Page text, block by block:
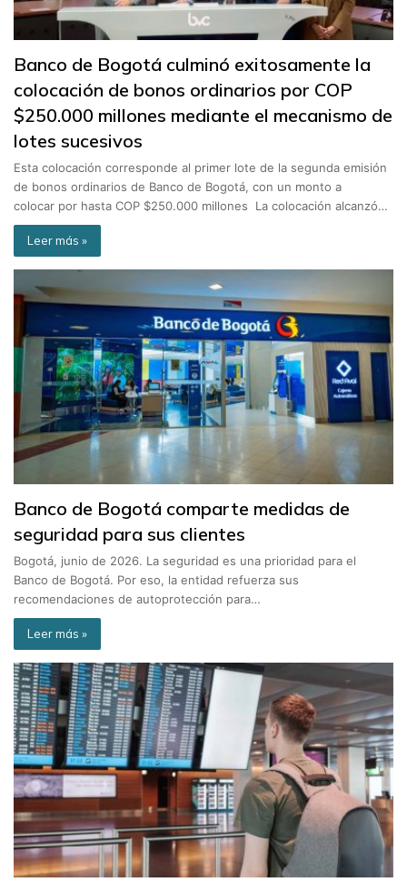
Banco de Bogotá culminó exitosamente la
colocación de bonos ordinarios por COP
$250.000 millones mediante el mecanismo de
lotes sucesivos
Esta colocación corresponde al primer lote de la segunda emisión
de bonos ordinarios de Banco de Bogotá, con un monto a
colocar por hasta COP $250.000 millones La colocación alcanzó…
Leer más »
Banco de Bogotá comparte medidas de
seguridad para sus clientes
Bogotá, junio de 2026. La seguridad es una prioridad para el
Banco de Bogotá. Por eso, la entidad refuerza sus
recomendaciones de autoprotección para…
Leer más »